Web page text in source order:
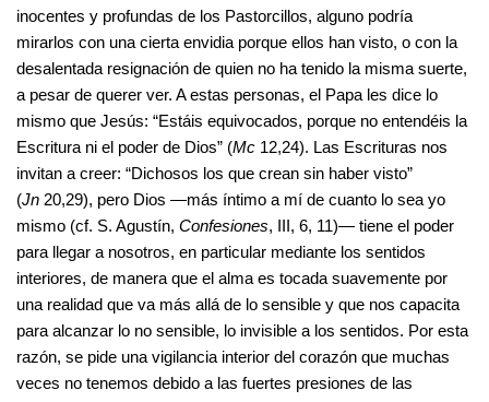
inocentes y profundas de los Pastorcillos, alguno podría
mirarlos con una cierta envidia porque ellos han visto, o con la
desalentada resignación de quien no ha tenido la misma suerte,
a pesar de querer ver. A estas personas, el Papa les dice lo
mismo que Jesús: “Estáis equivocados, porque no entendéis la
Escritura ni el poder de Dios” (Mc 12,24). Las Escrituras nos
invitan a creer: “Dichosos los que crean sin haber visto”
(Jn 20,29), pero Dios —más íntimo a mí de cuanto lo sea yo
mismo (cf. S. Agustín, Confesiones, III, 6, 11)— tiene el poder
para llegar a nosotros, en particular mediante los sentidos
interiores, de manera que el alma es tocada suavemente por
una realidad que va más allá de lo sensible y que nos capacita
para alcanzar lo no sensible, lo invisible a los sentidos. Por esta
razón, se pide una vigilancia interior del corazón que muchas
veces no tenemos debido a las fuertes presiones de las